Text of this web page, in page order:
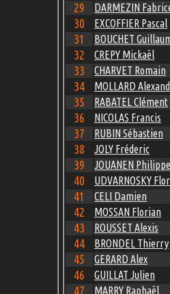
29 DARMEZIN
30 EXCOFFIER Pascal
31 BOUCHET
32 CREPY Mickaël
33 CHARVET Romain
34 MOLLARD
35 RABATEL Clément
36 NICOLAS Francis
37 RUBIN Sébastien
38 JOLY Fréderic
39 JOUANEN Philippe
40 UDVARNOSKY
41 CELI Damien
42 MOSSAN Florian
43 ROUSSET Alexis
44 BRONDEL Thierry
45 GERARD Alex
46 GUILLAT Julien
47 MARRY Raphaël